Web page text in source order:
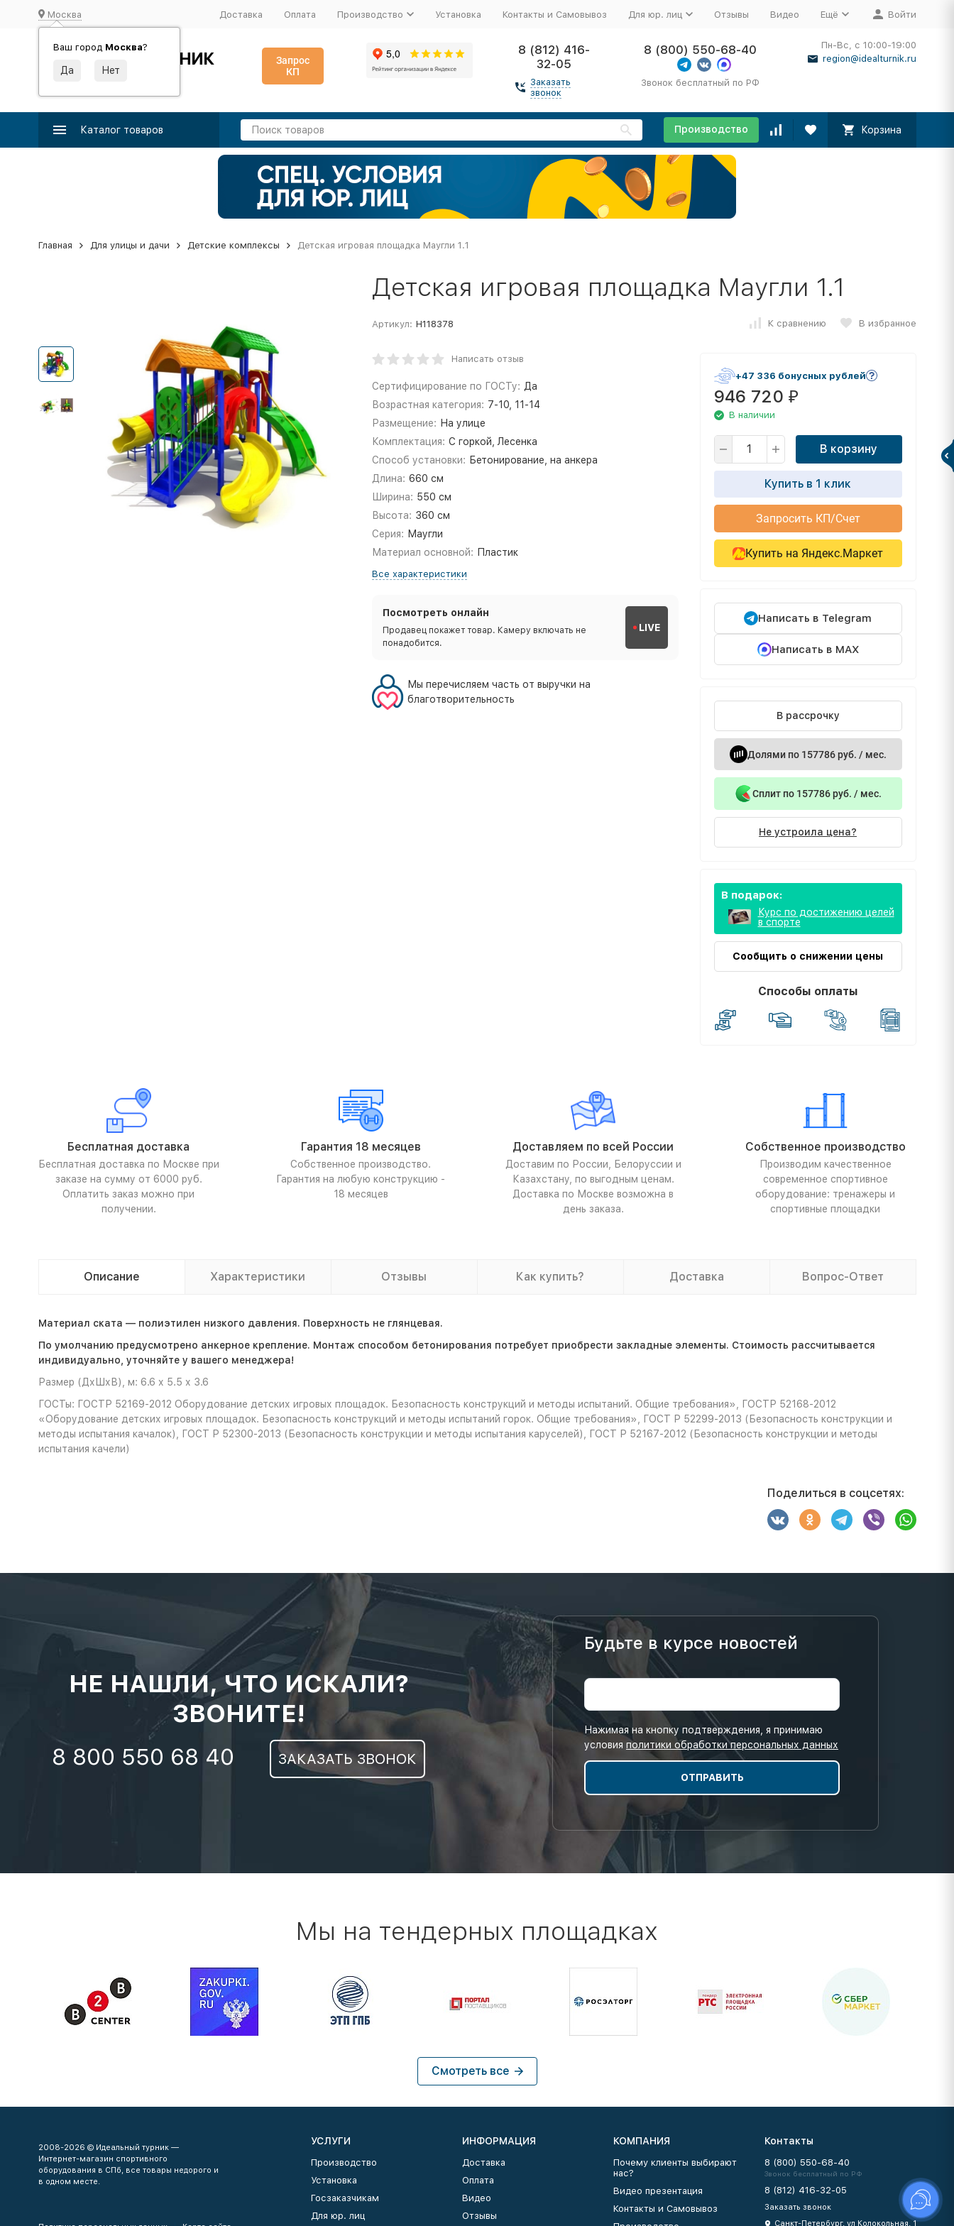
Москва
Ваш город Москва?
Доставка Оплата Производство Установка Контакты и Самовывоз Для юр. лиц Отзывы Видео Ещё Войти
ИДЕАЛЬНЫЙ ТУРНИК
Производство и поставка спортивного оборудования
Запрос
КП
8 (812) 416-
32-05
Заказать
звонок
8 (800) 550-68-40
Звонок бесплатный по РФ
Пн-Вс, с 10:00-19:00
region@idealturnik.ru
Каталог товаров Производство Корзина
Главная Для улицы и дачи Детские комплексы Детская игровая площадка Маугли 1.1
Детская игровая площадка Маугли 1.1
Артикул: Н118378 К сравнению В избранное
Написать отзыв
Сертифицирование по ГОСТу: Да
Возрастная категория: 7-10, 11-14
Размещение: На улице
Комплектация: С горкой, Лесенка
Способ установки: Бетонирование, на анкера
Длина: 660 см
Ширина: 550 см
Высота: 360 см
Серия: Маугли
Материал основной: Пластик
Все характеристики
Посмотреть онлайн
Продавец покажет товар. Камеру включать не
понадобится.
LIVE
Мы перечисляем часть от выручки на
благотворительность
+47 336 бонусных рублей
946 720 ₽
В наличии
В корзину
Купить в 1 клик
Запросить КП/Счет
Купить на Яндекс.Маркет
Написать в Telegram
Написать в MAX
В рассрочку
Долями по 157786 руб. / мес.
Сплит по 157786 руб. / мес.
Не устроила цена?
В подарок:
Курс по достижению целей
в спорте
Сообщить о снижении цены
Способы оплаты
Бесплатная доставка
Бесплатная доставка по Москве при
заказе на сумму от 6000 руб.
Оплатить заказ можно при
получении.
Гарантия 18 месяцев
Собственное производство.
Гарантия на любую конструкцию -
18 месяцев
Доставляем по всей России
Доставим по России, Белоруссии и
Казахстану, по выгодным ценам.
Доставка по Москве возможна в
день заказа.
Собственное производство
Производим качественное
современное спортивное
оборудование: тренажеры и
спортивные площадки
Описание Характеристики Отзывы Как купить? Доставка Вопрос-Ответ
Материал ската — полиэтилен низкого давления. Поверхность не глянцевая.
По умолчанию предусмотрено анкерное крепление. Монтаж способом бетонирования потребует приобрести закладные элементы. Стоимость расcчитывается
индивидуально, уточняйте у вашего менеджера!
Размер (ДхШхВ), м: 6.6 х 5.5 х 3.6
ГОСТы: ГОСТР 52169-2012 Оборудование детских игровых площадок. Безопасность конструкций и методы испытаний. Общие требования», ГОСТР 52168-2012
«Оборудование детских игровых площадок. Безопасность конструкций и методы испытаний горок. Общие требования», ГОСТ Р 52299-2013 (Безопасность конструкции и
методы испытания качалок), ГОСТ Р 52300-2013 (Безопасность конструкции и методы испытания каруселей), ГОСТ Р 52167-2012 (Безопасность конструкции и методы
испытания качели)
Поделиться в соцсетях:
НЕ НАШЛИ, ЧТО ИСКАЛИ?
ЗВОНИТЕ!
8 800 550 68 40 ЗАКАЗАТЬ ЗВОНОК
Будьте в курсе новостей
Нажимая на кнопку подтверждения, я принимаю
условия политики обработки персональных данных
Мы на тендерных площадках
Смотреть все
2008-2026 © Идеальный турник —
Интернет-магазин спортивного
оборудования в СПб, все товары недорого и
в одном месте.
УСЛУГИ
Производство
Установка
Госзаказчикам
Для юр. лиц
ИНФОРМАЦИЯ
Доставка
Оплата
Видео
Отзывы
КОМПАНИЯ
Почему клиенты выбирают
нас?
Видео презентация
Контакты и Самовывоз
Контакты
8 (800) 550-68-40
Звонок бесплатный по РФ
8 (812) 416-32-05
Заказать звонок
Санкт-Петербург, ул Колокольная, 1